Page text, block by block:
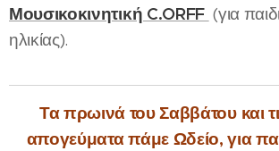
Μουσικοκινητική C.ORFF (για
ηλικίας).
Τα πρωινά του Σαββάτου και
απογεύματα πάμε Ωδείο,για